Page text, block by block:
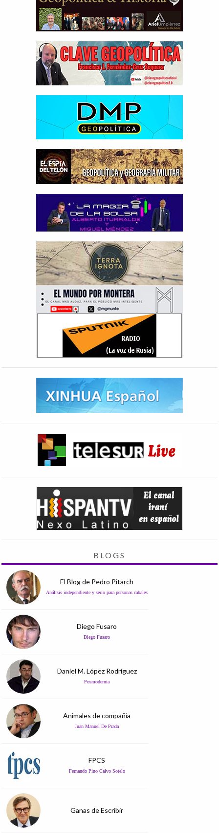
BLOGS
El Blog de Pedro Pitarch
Análisis independiente y serio para personas cabales
Diego Fusaro
Diego Fusaro
Daniel M. López Rodríguez
Posmodernia
Animales de compañía
Juan Manuel De Prada
FPCS
Fernando Pino Calvo Sotelo
Ganas de Escribir